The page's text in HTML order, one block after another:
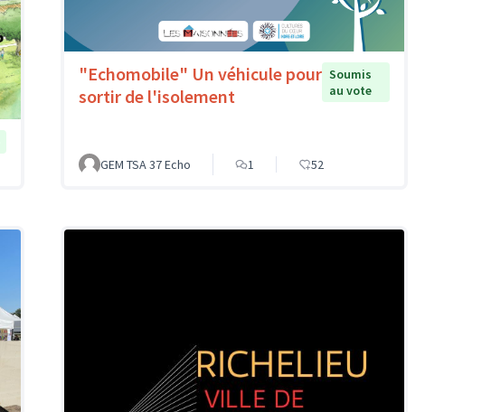
"Echomobile" Un véhicule pour
sortir de l'isolement
Soumis
au vote
GEM TSA 37 Echo 1 52